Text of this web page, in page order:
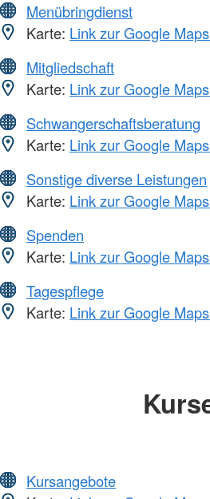
Menübringdienst
Karte: Link zur Google
Mitgliedschaft
Karte: Link zur Google
Schwangerschaftsberatung
Karte: Link zur Google
Sonstige diverse Leistungen
Karte: Link zur Google
Spenden
Karte: Link zur Google
Tagespflege
Karte: Link zur Google
Kursangebote